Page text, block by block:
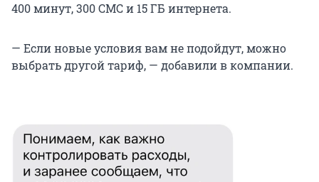
400 минут, 300 СМС и 15 ГБ интернета.
— Если новые условия вам не подойдут, можно
выбрать другой тариф, — добавили в компании.